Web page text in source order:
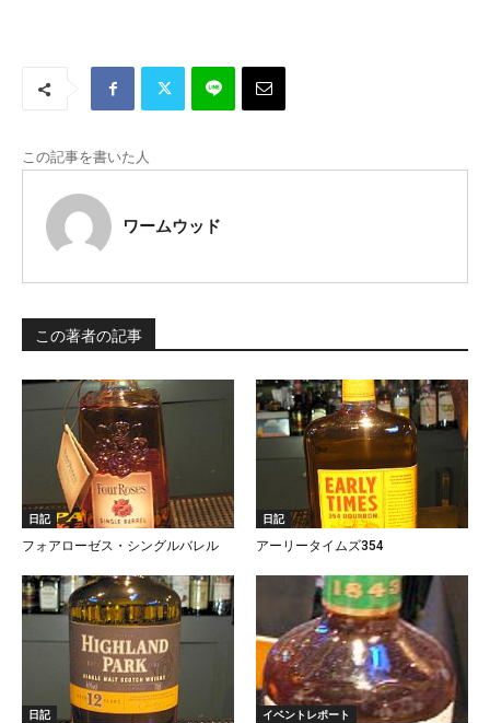
この記事を書いた人
ワームウッド
この著者の記事
日記
フォアローゼス・シングルバレル
日記
アーリータイムズ354
日記
イベントレポート